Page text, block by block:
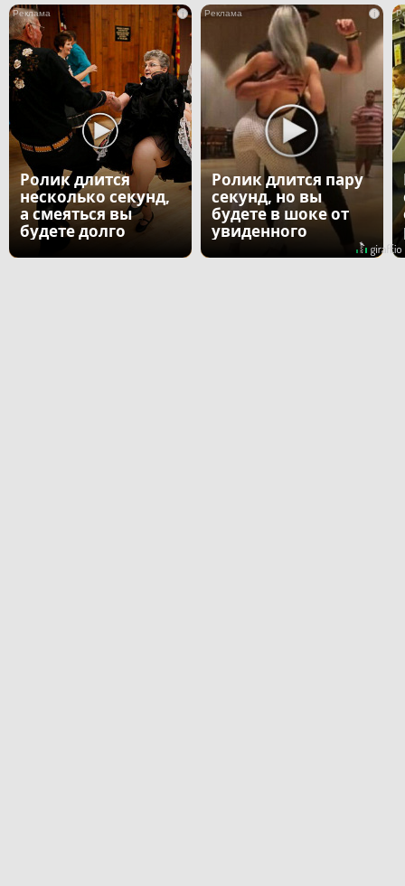
i
Ролик длится
несколько секунд,
а смеяться вы
будете долго
i
Ролик длится пару
секунд, но вы
будете в шоке от
увиденного